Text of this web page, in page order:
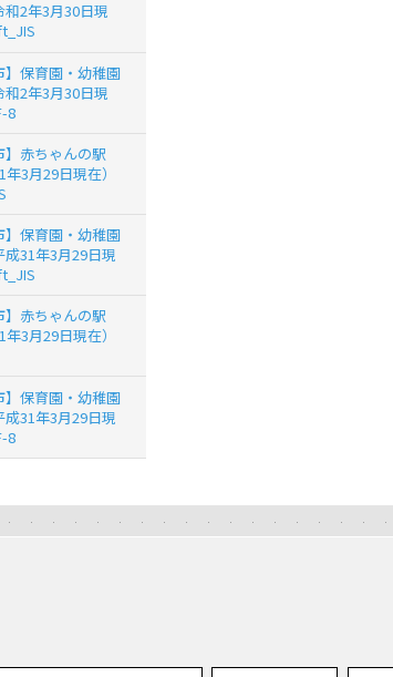
和2年3月30日現
】保育園・幼稚園
和2年3月30日現
8
】赤ちゃんの駅
年3月29日現在）
】保育園・幼稚園
成31年3月29日現
】赤ちゃんの駅
年3月29日現在）
】保育園・幼稚園
成31年3月29日現
8